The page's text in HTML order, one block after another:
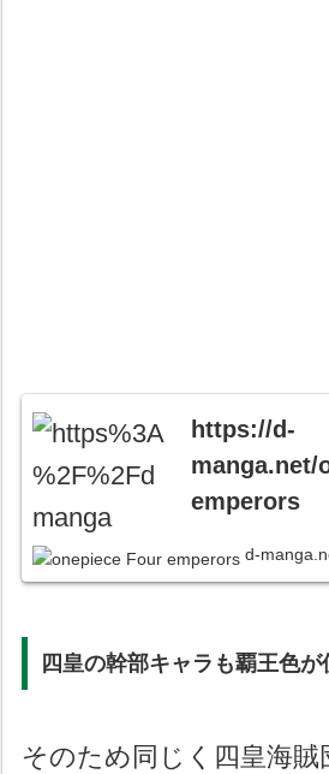
https://d-
manga.net/
emperors
d-
四皇の幹部キャラも覇王色が
そのため同じく四皇海賊